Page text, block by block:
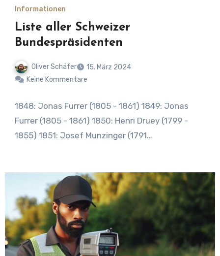
Informationen
Liste aller Schweizer
Bundespräsidenten
Oliver Schäfer
15. März 2024
Keine Kommentare
1848: Jonas Furrer (1805 - 1861) 1849: Jonas
Furrer (1805 - 1861) 1850: Henri Druey (1799 -
1855) 1851: Josef Munzinger (1791…